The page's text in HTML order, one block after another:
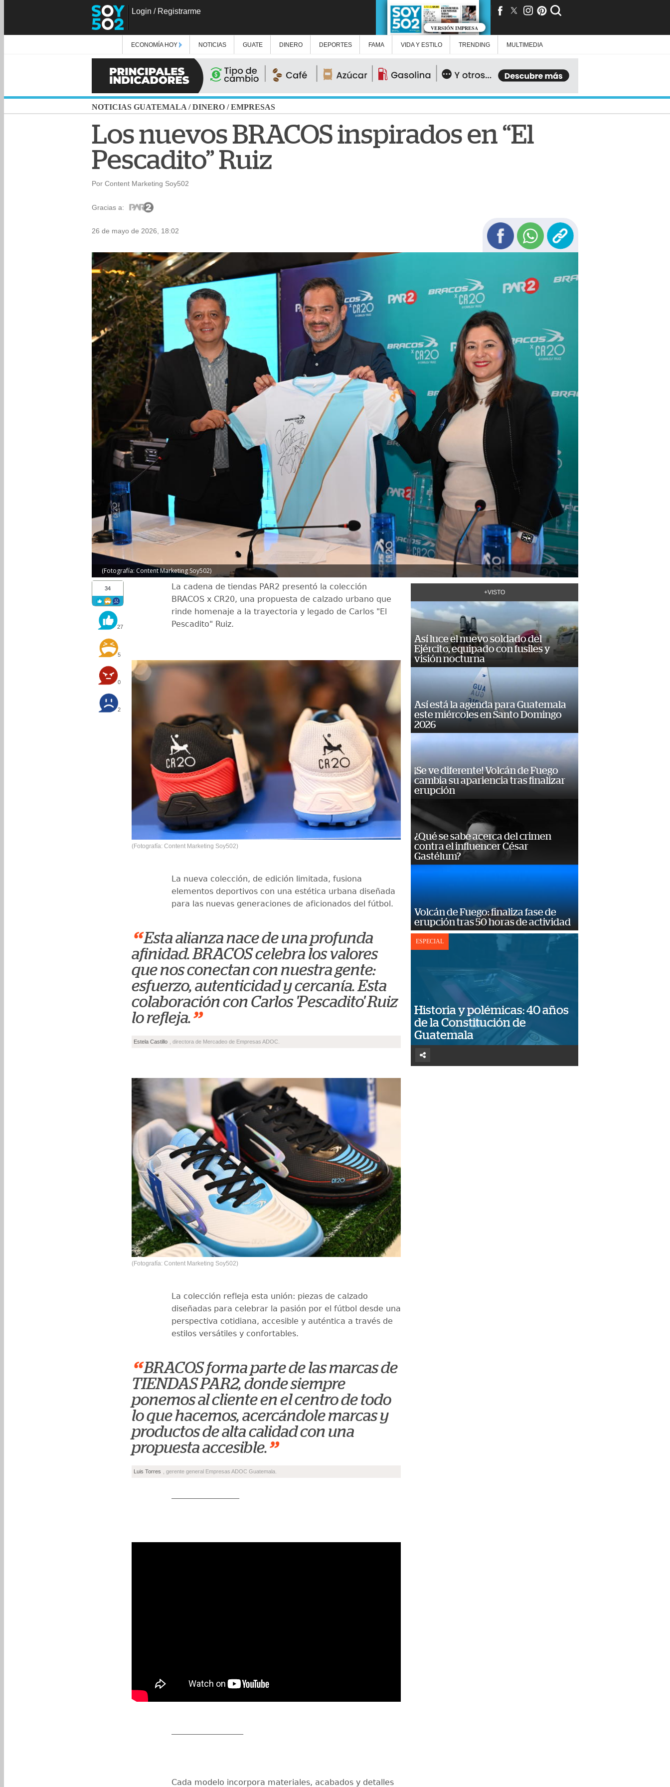
Login / Registrarme
VERSIÓN IMPRESA
ECONOMÍA HOY NOTICIAS GUATE DINERO DEPORTES FAMA VIDA Y ESTILO TRENDING MULTIMEDIA
NOTICIAS GUATEMALA /DINERO /EMPRESAS
Los nuevos BRACOS inspirados en “El
Pescadito” Ruiz
Por Content Marketing Soy502
Gracias a:
26 de mayo de 2026, 18:02
(Fotografía: Content Marketing Soy502)
34
27
5
0
2
La cadena de tiendas PAR2 presentó la colección
BRACOS x CR20, una propuesta de calzado urbano que
rinde homenaje a la trayectoria y legado de Carlos "El
Pescadito" Ruiz.
(Fotografía: Content Marketing Soy502)
La nueva colección, de edición limitada, fusiona
elementos deportivos con una estética urbana diseñada
para las nuevas generaciones de aficionados del fútbol.
“ Esta alianza nace de una profunda
afinidad. BRACOS celebra los valores
que nos conectan con nuestra gente:
esfuerzo, autenticidad y cercanía. Esta
colaboración con Carlos 'Pescadito' Ruiz
lo refleja.”
Estela Castillo , directora de Mercadeo de Empresas ADOC.
(Fotografía: Content Marketing Soy502)
La colección refleja esta unión: piezas de calzado
diseñadas para celebrar la pasión por el fútbol desde una
perspectiva cotidiana, accesible y auténtica a través de
estilos versátiles y confortables.
“ BRACOS forma parte de las marcas de
TIENDAS PAR2, donde siempre
ponemos al cliente en el centro de todo
lo que hacemos, acercándole marcas y
productos de alta calidad con una
propuesta accesible.”
Luis Torres , gerente general Empresas ADOC Guatemala.
Cada modelo incorpora materiales, acabados y detalles
+VISTO
Así luce el nuevo soldado del
Ejército, equipado con fusiles y
visión nocturna
Así está la agenda para Guatemala
este miércoles en Santo Domingo
2026
¡Se ve diferente! Volcán de Fuego
cambia su apariencia tras finalizar
erupción
¿Qué se sabe acerca del crimen
contra el influencer César
Gastélum?
Volcán de Fuego: finaliza fase de
erupción tras 50 horas de actividad
ESPECIAL
Historia y polémicas: 40 años
de la Constitución de
Guatemala